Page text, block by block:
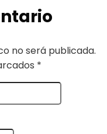
no será publicada.
*